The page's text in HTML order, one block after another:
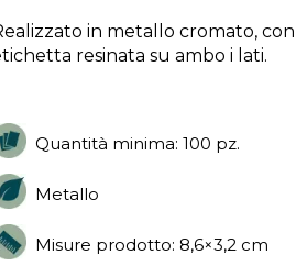
in metallo cromato, con
resinata su ambo i lati.
Quantità minima: 100 pz.
Metallo
Misure prodotto: 8,6×3,2 cm